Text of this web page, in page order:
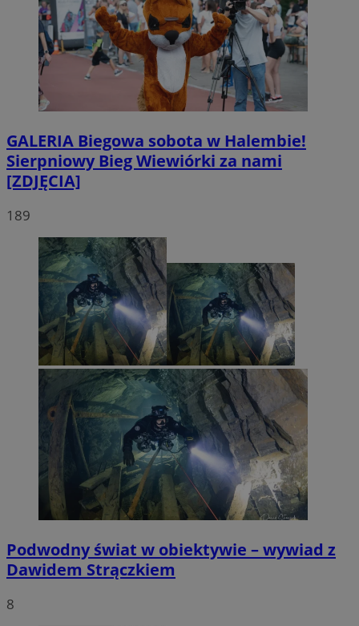
GALERIA Biegowa sobota w Halembie!
Sierpniowy Bieg Wiewiórki za nami
[ZDJĘCIA]
189
Podwodny świat w obiektywie – wywiad z
Dawidem Strączkiem
8